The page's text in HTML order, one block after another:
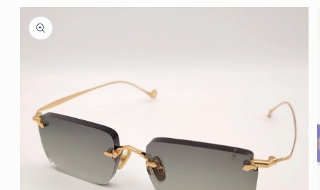
directamente
a la
información